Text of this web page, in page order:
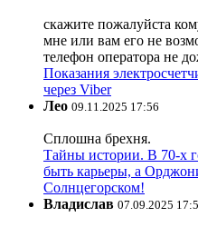
скажите пожалуйста
мне или вам его не
телефон оператора не
Показания
через Viber
Лео 09.11.2025 17:56
Сплошна брехня.
Тайны истории. В 70-х
быть карьеры, а
Солнцегорском!
Владислав 07.09.2025